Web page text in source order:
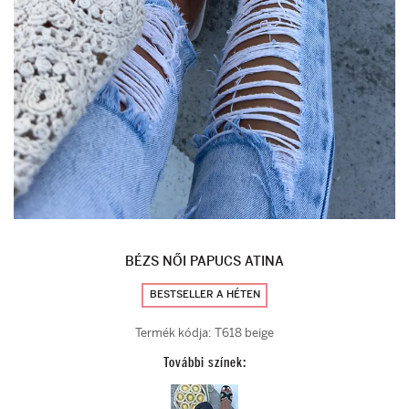
BÉZS NŐI PAPUCS ATINA
BESTSELLER A HÉTEN
Termék kódja: T618 beige
További színek: